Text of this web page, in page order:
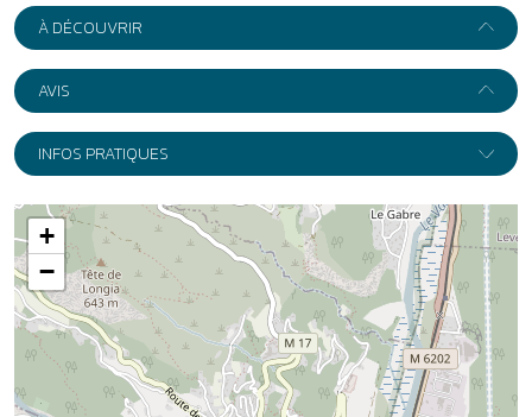
Leaflet|Wikimedia
Adresse :
Le Domaine de l’Olivaie ***
3965 route de Gilette
06830Gilette
Itinéraire